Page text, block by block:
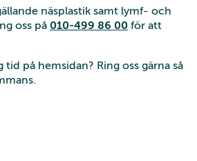
näsplastik samt lymf- och
oss på 010-499 86 00 för att
på hemsidan? Ring oss gärna så